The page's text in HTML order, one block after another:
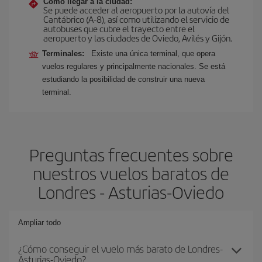
Se puede acceder al aeropuerto por la autovía del
Cantábrico (A-8), así como utilizando el servicio de
autobuses que cubre el trayecto entre el
aeropuerto y las ciudades de Oviedo, Avilés y Gijón.
Terminales:
Existe una única terminal, que opera
vuelos regulares y principalmente nacionales. Se está
estudiando la posibilidad de construir una nueva
terminal.
Preguntas frecuentes sobre
nuestros vuelos baratos de
Londres - Asturias-Oviedo
Ampliar todo
¿Cómo conseguir el vuelo más barato de Londres-
Asturias-Oviedo?